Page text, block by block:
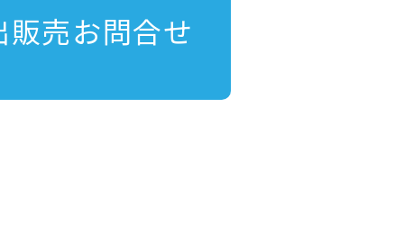
販売お問合せ